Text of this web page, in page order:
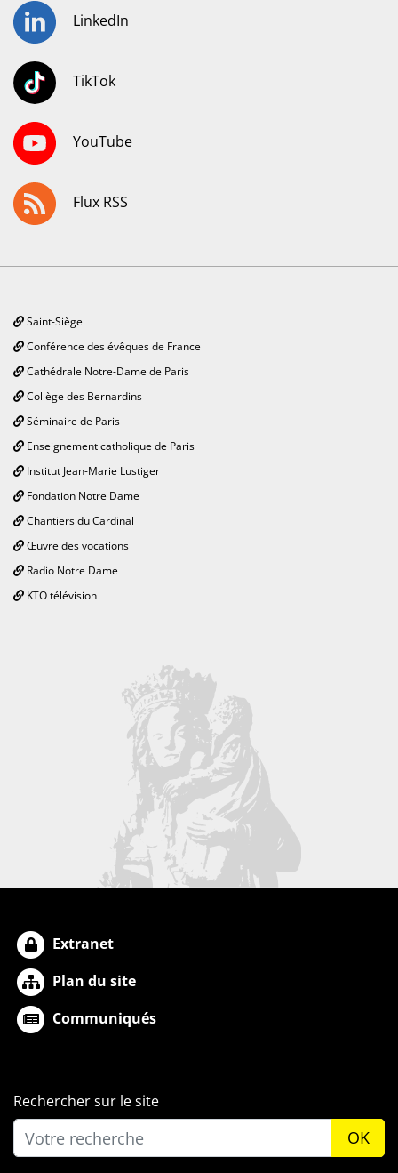
LinkedIn
TikTok
YouTube
Flux RSS
Saint-Siège
Conférence des évêques de France
Cathédrale Notre-Dame de Paris
Collège des Bernardins
Séminaire de Paris
Enseignement catholique de Paris
Institut Jean-Marie Lustiger
Fondation Notre Dame
Chantiers du Cardinal
Œuvre des vocations
Radio Notre Dame
KTO télévision
Extranet
Plan du site
Communiqués
Rechercher sur le site
OK